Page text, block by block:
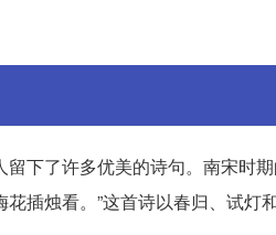
下了许多优美的诗句。南宋时
插烛看。”这首诗以春归、试